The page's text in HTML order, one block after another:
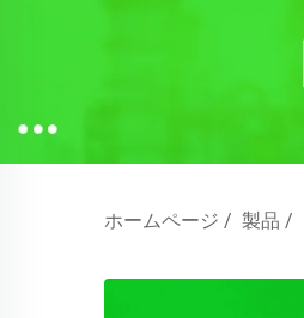
ホームページ / 製品 /